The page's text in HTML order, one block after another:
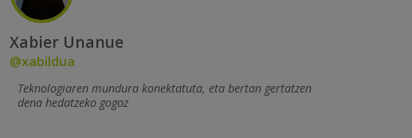
Xabier Unanue
@xabildua
Teknologiaren mundura konektatuta, eta bertan gertatzen
dena hedatzeko gogoz